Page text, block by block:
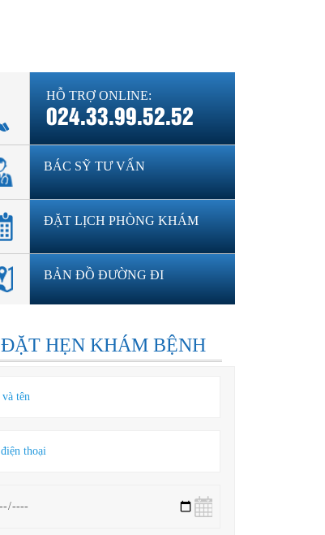
HỖ TRỢ ONLINE:
024.33.99.52.52
BÁC SỸ TƯ VẤN
ĐẶT LỊCH PHÒNG KHÁM
BẢN ĐỒ ĐƯỜNG ĐI
ĐẶT HẸN KHÁM BỆNH